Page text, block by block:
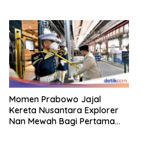
Momen Prabowo Jajal
Kereta Nusantara Explorer
Nan Mewah Bagi Pertama